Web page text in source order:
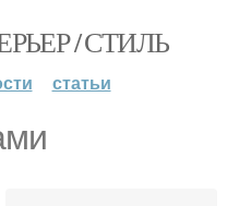
/ СТИЛЬ
статьи